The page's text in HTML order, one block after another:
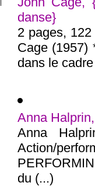
danse}
2 pages,
Cage (1957)
dans le
Anna
Anna
Action/
du (...)